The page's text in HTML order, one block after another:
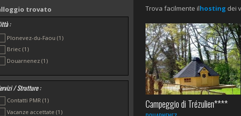
trovato
:
Plonevez-du-Faou (1)
Briec (1)
Douarnenez (1)
/ Strutture :
Contatti PMR (1)
Vacanze accettate (1)
Trova facilmente ilhosting dei
Campeggio di Trézulien****